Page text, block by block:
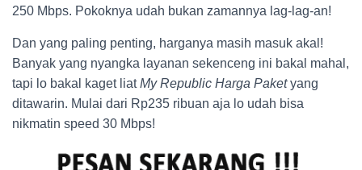
250 Mbps. Pokoknya udah bukan zamannya lag-lag-an!
Dan yang paling penting, harganya masih masuk akal!
Banyak yang nyangka layanan sekenceng ini bakal mahal,
tapi lo bakal kaget liatMy Republic Harga Paketyang
ditawarin. Mulai dari Rp235 ribuan aja lo udah bisa
nikmatin speed 30 Mbps!